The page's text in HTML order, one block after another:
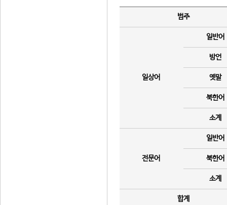
범주
일상어
일반어
방언
옛말
북한어
소계
전문어
일반어
북한어
소계
합계